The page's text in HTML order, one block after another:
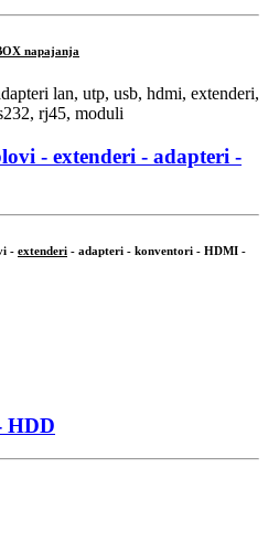
napajanja
- extenderi - adapteri -
- extenderi - adapteri - konventori - HDMI -
HDD